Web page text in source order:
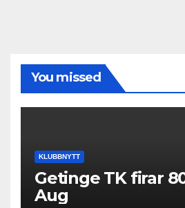
You missed
KLUBBNYTT
Getinge TK firar
Aug